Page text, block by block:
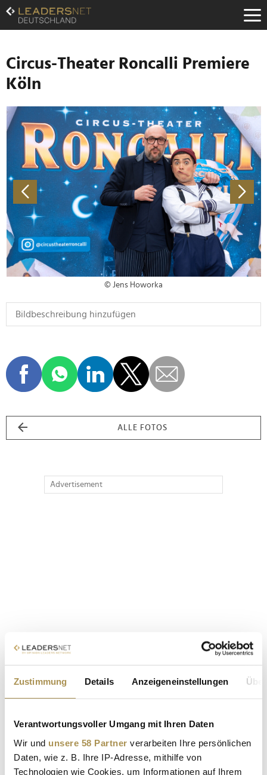
Zustimmung Details Anzeigeneinstellungen
Verantwortungsvoller Umgang mit Ihren Daten
Wir und unsere 58 Partner verarbeiten Ihre persönlichen
Daten, wie z. B. Ihre IP-Adresse, mithilfe von
Technologien wie Cookies, um Informationen auf Ihrem
Zum
Inhalt
Zur
Navigation
Zur
Hauptnavigation
Circus-Theater Roncalli Premiere
Köln
© Jens Howorka
ALLE FOTOS
Advertisement